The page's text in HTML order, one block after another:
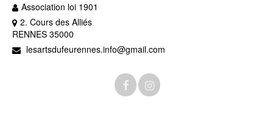
Association loi 1901
2. Cours des Alliés
RENNES 35000
lesartsdufeurennes.info@gmail.com